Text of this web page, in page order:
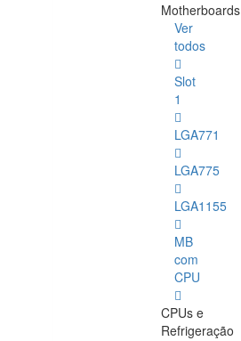
Motherboards
Ver
todos
Slot
1
LGA771
LGA775
LGA1155
MB
com
CPU
CPUs e
Refrigeração